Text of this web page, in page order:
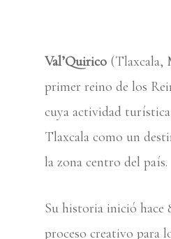
Val’Quirico (Tlaxcala,
primer reino de los
cuya actividad
Tlaxcala como un
la zona centro del país.
Su historia inició hace
proceso creativo para